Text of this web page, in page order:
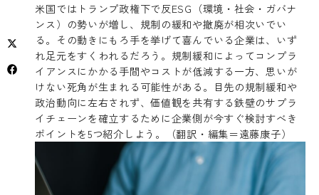
米国ではトランプ政権下で反ESG（環境・社会・ガバナ
ンス）の勢いが増し、規制の緩和や撤廃が相次いでい
る。その動きにもろ手を挙げて喜んでいる企業は、いず
れ足元をすくわれるだろう。規制緩和によってコンプラ
イアンスにかかる手間やコストが低減する一方、思いが
けない死角が生まれる可能性がある。目先の規制緩和や
政治動向に左右されず、価値観を共有する鉄壁のサプラ
イチェーンを確立するために企業側が今すぐ検討すべき
ポイントを5つ紹介しよう。（翻訳・編集＝遠藤康子）